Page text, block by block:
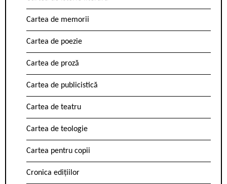
Cartea de memorii
Cartea de poezie
Cartea de proză
Cartea de publicistică
Cartea de teatru
Cartea de teologie
Cartea pentru copii
Cronica edițiilor